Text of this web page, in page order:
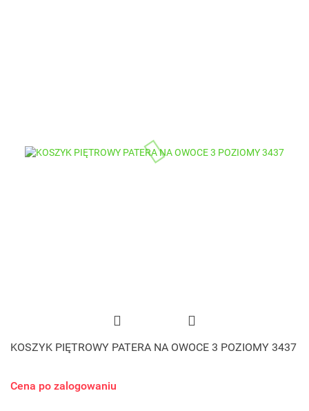
KOSZYK PIĘTROWY PATERA NA OWOCE 3 POZIOMY 3437
Cena po zalogowaniu